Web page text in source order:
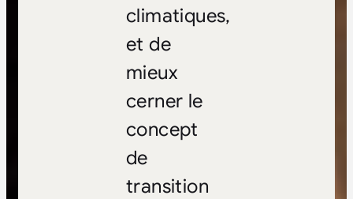
climatiques,
et de
mieux
cerner le
concept
de
transition